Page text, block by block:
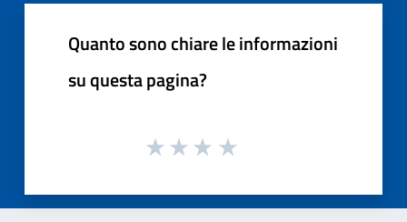
Quanto sono chiare le informazioni
su questa pagina?